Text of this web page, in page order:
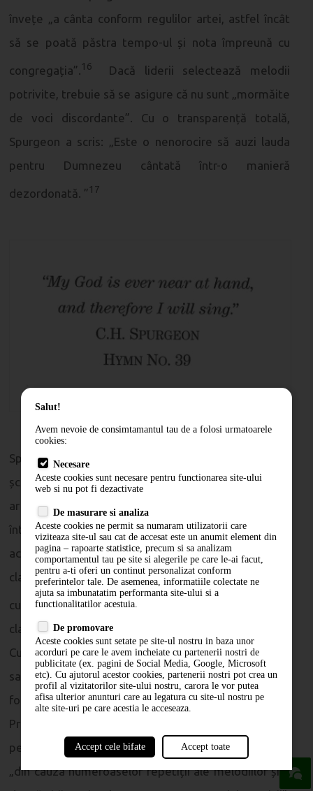
învețe „a cânta conform regulilor artei, astfel încât
să se poată păstra tempo-ul și nota împreună cu
congregația”. 16
Dacă liderii selectează melodii
potrivite, trebuie să se asigure că nu sunt „mormăite
de voci discordante”. Cu o transparență totală,
Spurgeon a scris: „Este o nenorocire să auzi lauda
pentru Dumnezeu cântată într-o manieră
dezordonată. ” 17
Spurgeon a luat măsuri practice. El a stabilit că o
școală de canto care folosește metoda Tonica Sol-Fa
ar crește procentul de participare la cântare a
întregii congregații, precum ar și spori calitatea
acesteia. El a însărcinat pe dl. Curwen cu instruirea
clasei și au alcătuit o carte de partituri special pentru
cursuri.18În prefață, Spurgeon a exprimat în numele
clasei „mulțumiri sincere și din inimă domnului
Curwen pentru beneficiile care au derivat din notația
sa Tonica Sol-Fa." Obiectivul lor, explica Spurgeon, a
fost „a ne ajuta să cântăm în Adunarea Publică".
Procesul de asamblare a cărții de partituri l-a făcut
pe Spurgeon să întrerupă utilizarea unor melodii,
„din cauza numeroaselor repetiții ale melodiilor și a
Salut!
Avem nevoie de consimtamantul tau de a folosi urmatoarele
cookies:
Necesare
Aceste cookies sunt necesare pentru functionarea site-ului
web si nu pot fi dezactivate
De masurare si analiza
Aceste cookies ne permit sa numaram utilizatorii care
viziteaza site-ul sau cat de accesat este un anumit element din
pagina – rapoarte statistice, precum si sa analizam
comportamentul tau pe site si alegerile pe care le-ai facut,
pentru a-ti oferi un continut personalizat conform
preferintelor tale. De asemenea, informatiile colectate ne
ajuta sa imbunatatim performanta site-ului si a
functionalitatilor acestuia.
De promovare
Aceste cookies sunt setate pe site-ul nostru in baza unor
acorduri pe care le avem incheiate cu partenerii nostri de
publicitate (ex. pagini de Social Media, Google, Microsoft
etc). Cu ajutorul acestor cookies, partenerii nostri pot crea un
profil al vizitatorilor site-ului nostru, carora le vor putea
afisa ulterior anunturi care au legatura cu site-ul nostru pe
alte site-uri pe care acestia le acceseaza.
Accept cele bifate Accept toate